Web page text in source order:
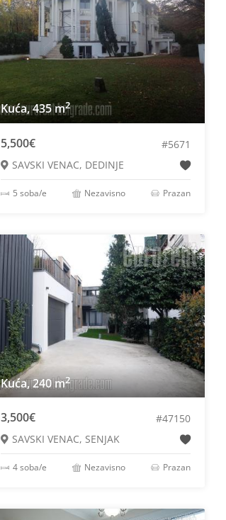
Kuća, 435 m2
5,500€
#5671
SAVSKI VENAC, DEDINJE
5 soba/e Nezavisno Prazan
Kuća, 240 m2
3,500€
#47150
SAVSKI VENAC, SENJAK
4 soba/e Nezavisno Prazan